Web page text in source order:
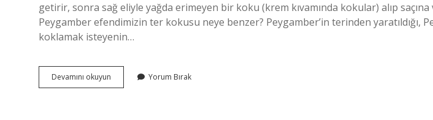
getirir, sonra sağ eliyle yağda erimeyen bir koku (krem kıvamında kokular) alıp saçına
Peygamber efendimizin ter kokusu neye benzer? Peygamber’in terinden yaratıldığı,
koklamak isteyenin…
Devamını okuyun Peygamberimiz
Ne
Yorum Bırak